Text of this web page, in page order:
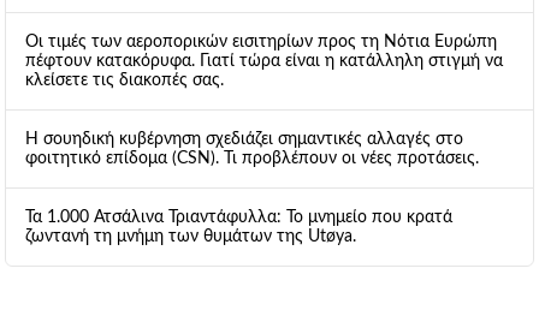
Οι τιμές των αεροπορικών εισιτηρίων προς τη Νότια Ευρώπη
πέφτουν κατακόρυφα. Γιατί τώρα είναι η κατάλληλη στιγμή να
κλείσετε τις διακοπές σας.
Η σουηδική κυβέρνηση σχεδιάζει σημαντικές αλλαγές στο
φοιτητικό επίδομα (CSN). Τι προβλέπουν οι νέες προτάσεις.
Τα 1.000 Ατσάλινα Τριαντάφυλλα: Το μνημείο που κρατά
ζωντανή τη μνήμη των θυμάτων της Utøya.